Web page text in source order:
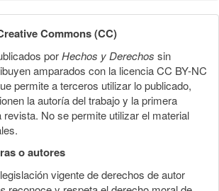
Commons (CC)
porHechos y Derechos sin
amparados con la licencia CC BY-NC
permite a terceros utilizar lo publicado,
la autoría del trabajo y la primera
revista. No se permite utilizar el material
o autores
vigente de derechos de autor